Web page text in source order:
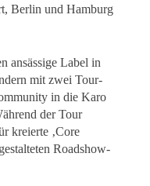
Berlin und Hamburg
ansässige Label in
mit zwei Tour-
in die Karo
der Tour
kreierte ‚Core
Roadshow-